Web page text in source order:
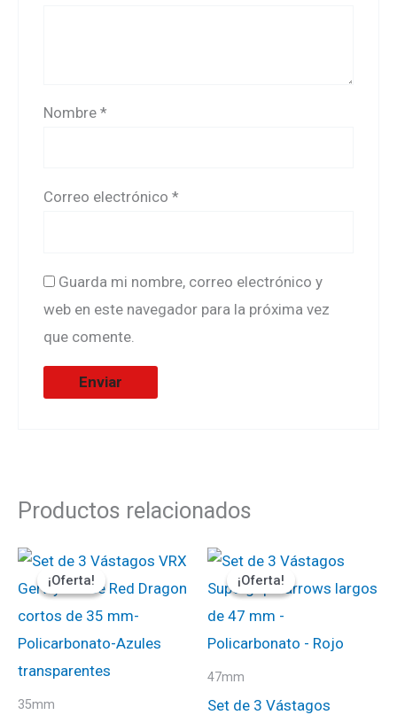
Nombre*
Correo electrónico*
Guarda mi nombre, correo electrónico y
web en este navegador para la próxima vez
que comente.
Productos relacionados
¡Oferta!
¡Oferta!
35mm
El
precio
original
₡1900.
El
precio
actual
₡1710.
¡Oferta!
¡Oferta!
47mm
Set de 3 Vástagos
El
precio
original
₡2000.
El
precio
actual